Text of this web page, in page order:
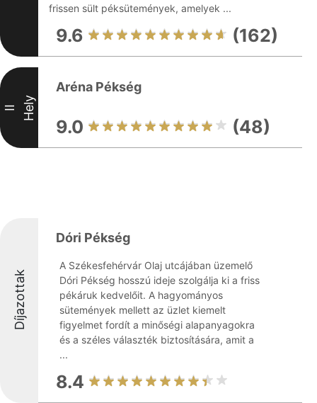
frissen sült péksütemények, amelyek ...
9.6 (162)
II Hely
Aréna Pékség
9.0 (48)
Díjazottak
Dóri Pékség
A Székesfehérvár Olaj utcájában üzemelő
Dóri Pékség hosszú ideje szolgálja ki a friss
pékáruk kedvelőit. A hagyományos
sütemények mellett az üzlet kiemelt
figyelmet fordít a minőségi alapanyagokra
és a széles választék biztosítására, amit a
...
8.4